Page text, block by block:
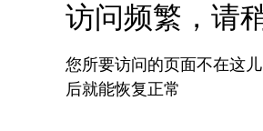
访问频繁，请
您所要访问的页面不在这
后就能恢复正常